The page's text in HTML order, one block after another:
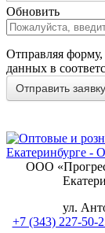
Обновить
Отправляя форму,
данных в
ООО
ул.
+7 (343) 227-50-